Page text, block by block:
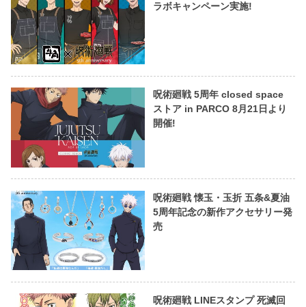
ラボキャンペーン実施!
呪術廻戦 5周年 closed space
ストア in PARCO 8月21日より
開催!
呪術廻戦 懐玉・玉折 五条&夏油
5周年記念の新作アクセサリー発
売
呪術廻戦 LINEスタンプ 死滅回